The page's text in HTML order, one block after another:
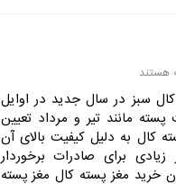
هستند
سبز در سال جدید در اوایل
مانند تیر و مرداد تعیین
کال به دلیل کیفیت بالای آن
زیادی برای صادرات برخوردار
خرید مغز پسته کال مغز پسته